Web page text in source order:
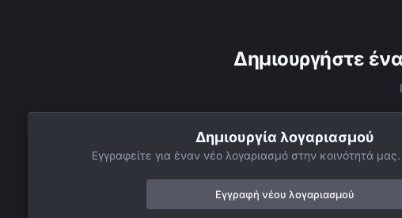
Δημιουργήστε
Δημιουργία λογαριασμού
Εγγραφείτε για έναν νέο λογαριασμό στην κοινότητά μας.
Εγγραφή νέου λογαριασμού